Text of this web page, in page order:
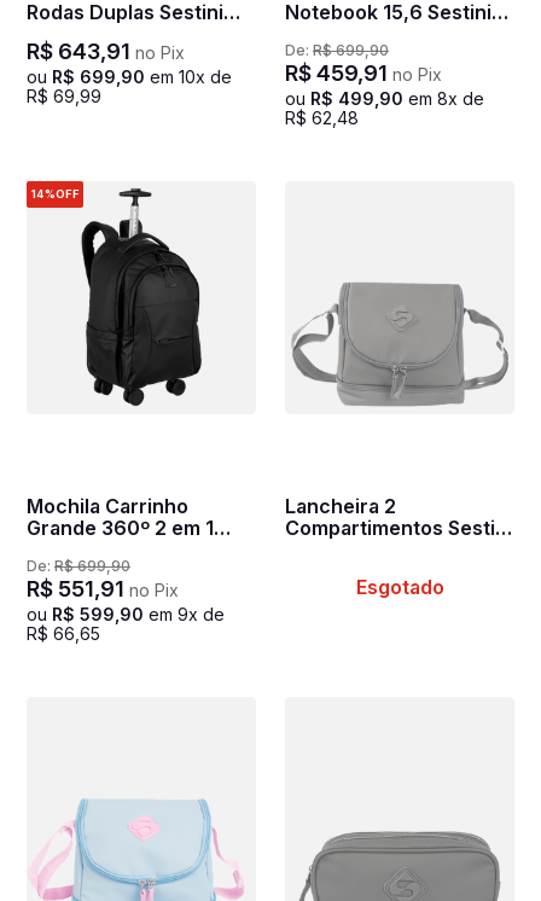
Rodas Duplas Sestini
Rolling Hydroblock - Sky
R$ 643,91 no Pix
ou R$ 699 90 em 10x de
R$ 69 99
Notebook 15,6 Sestini
Preto
De: R$ 699,90
R$459,91 no Pix
ou R$ 499 90 em 8x de
R$ 62 48
14%OFF
Mochila Carrinho
Grande 360º 2 em 1
Hydroblock Work -
Preto
De: R$ 699,90
R$ 551,91 no Pix
ou R$ 599 90 em 9x de
R$ 66 65
Lancheira 2
Compartimentos Sestini
Esgotado